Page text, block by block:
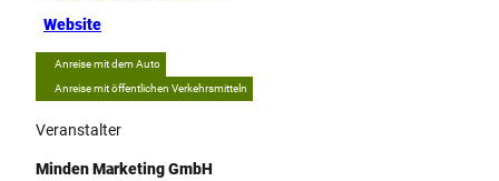
Website
Anreise mit dem Auto
Anreise mit öffentlichen Verkehrsmitteln
Veranstalter
Minden Marketing GmbH